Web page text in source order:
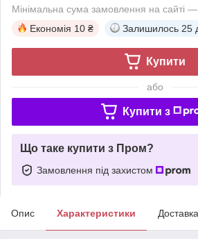
Мінімальна сума замовлення на сайті
Економія 10 ₴ Залишилось 25
Купити
або
Купити з
Що таке купити з Пром?
Замовлення під захистом
Опис Характеристики Доставка